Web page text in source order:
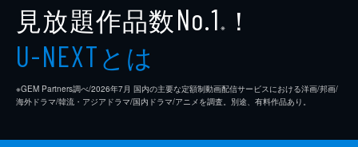
見放題作品数No.1 ※ ！
U-NEXTとは
※GEM Partners調べ/2026年7⽉ 国内の主要な定額制動画配信サービスにおける洋画/邦画/
海外ドラマ/韓流・アジアドラマ/国内ドラマ/アニメを調査。別途、有料作品あり。